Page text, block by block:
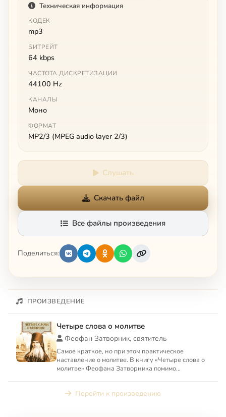
Техническая информация
КОДЕК
mp3
БИТРЕЙТ
64 kbps
ЧАСТОТА ДИСКРЕТИЗАЦИИ
44100 Hz
КАНАЛЫ
Моно
ФОРМАТ
MP2/3 (MPEG audio layer 2/3)
Слушать
Скачать файл
Все файлы произведения
Поделиться:
ПРОИЗВЕДЕНИЕ
Четыре слова о молитве
Феофан Затворник, святитель
Самое краткое, но при этом практическое
наставление о молитве. В книгу «Четыре слова о
молитве» Феофана Затворника помимо
Перейти к произведению